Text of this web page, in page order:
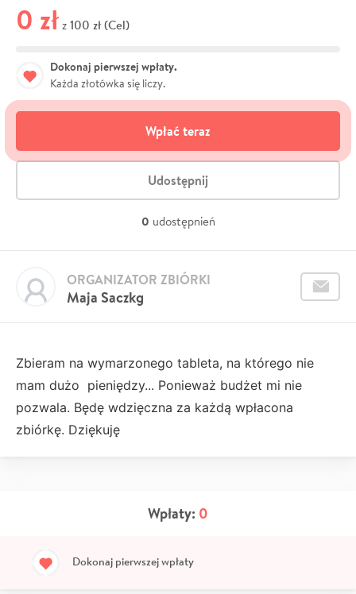
0 zł z 100 zł (Cel)
Dokonaj pierwszej wpłaty.
Każda złotówka się liczy.
Wpłać teraz
Udostępnij
0 udostępnień
Maja Saczkg
ORGANIZATOR ZBIÓRKI
Zbieram na wymarzonego tableta, na którego nie
mam dużo pieniędzy... Ponieważ budżet mi nie
pozwala. Będę wdzięczna za każdą wpłacona
zbiórkę. Dziękuję
Wpłaty: 0
Dokonaj pierwszej wpłaty